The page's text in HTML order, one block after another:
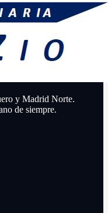
y Madrid Norte.
de siempre.